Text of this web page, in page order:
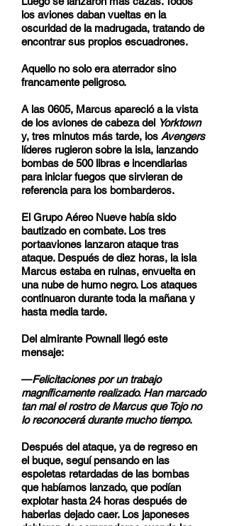
los aviones daban vueltas en la
oscuridad de la madrugada, tratando de
encontrar sus propios escuadrones.
Aquello no solo era aterrador sino
francamente peligroso.
A las 0605, Marcus apareció a la vista
de los aviones de cabeza del Yorktown
y, tres minutos más tarde, los Avengers
líderes rugieron sobre la isla, lanzando
bombas de 500 libras e incendiarias
para iniciar fuegos que sirvieran de
referencia para los bombarderos.
El Grupo Aéreo Nueve había sido
bautizado en combate. Los tres
portaaviones lanzaron ataque tras
ataque. Después de diez horas, la isla
Marcus estaba en ruinas, envuelta en
una nube de humo negro. Los ataques
continuaron durante toda la mañana y
hasta media tarde.
Del almirante Pownall llegó este
mensaje:
—Felicitaciones por un trabajo
magníficamente realizado. Han marcado
tan mal el rostro de Marcus que Tojo no
lo reconocerá durante mucho tiempo.
Después del ataque, ya de regreso en
el buque, seguí pensando en las
espoletas retardadas de las bombas
que habíamos lanzado, que podían
explotar hasta 24 horas después de
haberlas dejado caer. Los japoneses